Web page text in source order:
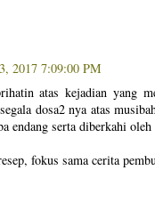
2017 7:09:00 PM
atas kejadian yang
dosa2 nya atas
endang serta diberkahi
fokus sama cerita